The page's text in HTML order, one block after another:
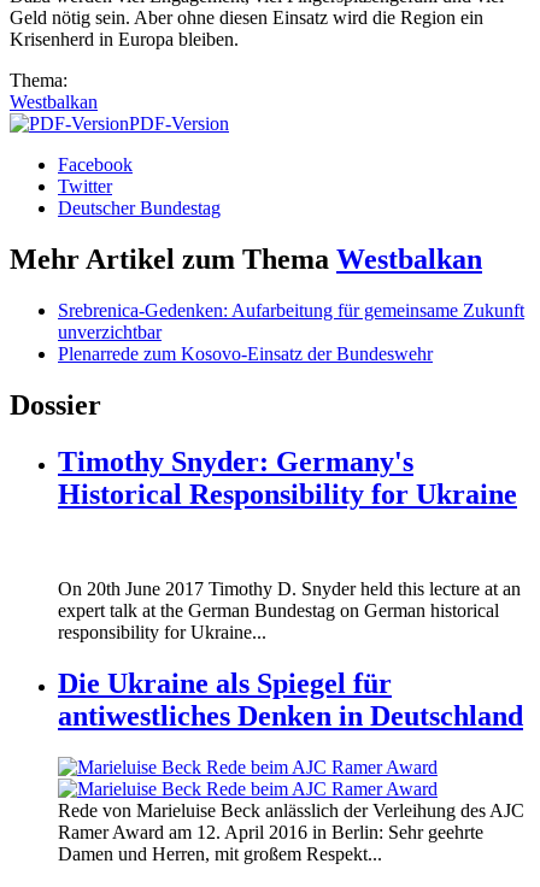
Geld nötig sein. Aber ohne diesen Einsatz wird die Region ein
Krisenherd in Europa bleiben.
Thema:
Westbalkan
PDF-Version
Facebook
Twitter
Deutscher Bundestag
Mehr Artikel zum Thema Westbalkan
Srebrenica-Gedenken: Aufarbeitung für gemeinsame Zukunft
unverzichtbar
Plenarrede zum Kosovo-Einsatz der Bundeswehr
Dossier
Timothy Snyder: Germany's
Historical Responsibility for Ukraine
On 20th June 2017 Timothy D. Snyder held this lecture at an
expert talk at the German Bundestag on German historical
responsibility for Ukraine...
Die Ukraine als Spiegel für
antiwestliches Denken in Deutschland
160412_ramer_award.jpg
160412_ramer_award.jpg
Rede von Marieluise Beck anlässlich der Verleihung des AJC
Ramer Award am 12. April 2016 in Berlin: Sehr geehrte
Damen und Herren, mit großem Respekt...